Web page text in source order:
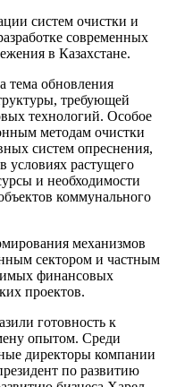
систем очистки и
современных
в Казахстане.
тема обновления
требующей
технологий. Особое
методам очистки
систем опреснения,
условиях растущего
и необходимости
коммунального
механизмов
сектором и частным
финансовых
проектов.
готовность к
опытом. Среди
директоры компании
по развитию